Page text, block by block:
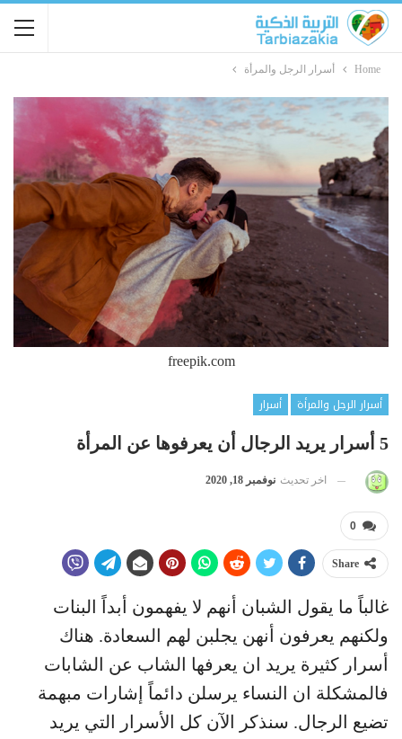
Home أسرار الرجل والمرأة
freepik.com
أسرار الرجل والمرأة
أسرار
5 أسرار يريد الرجال أن يعرفوها عن المرأة
اخر تحديث نوفمبر 18, 2020
0
Share
غالباً ما يقول الشبان أنهم لا يفهمون أبداً البنات
ولكنهم يعرفون أنهن يجلبن لهم السعادة. هناك
أسرار كثيرة يريد ان يعرفها الشاب عن الشابات
فالمشكلة ان النساء يرسلن دائماً إشارات مبهمة
تضيع الرجال. سنذكر الآن كل الأسرار التي يريد